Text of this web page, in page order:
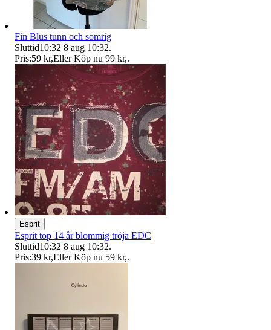
Fin Blus tunn och somrig
Sluttid10:32 8 aug 10:32.
Pris:59 kr,Eller Köp nu 99 kr,.
Esprit
Esprit top 14 år blommig tröja EDC
Sluttid10:32 8 aug 10:32.
Pris:39 kr,Eller Köp nu 59 kr,.